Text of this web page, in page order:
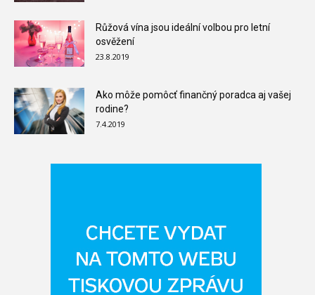
Růžová vína jsou ideální volbou pro letní
osvěžení
23.8.2019
Ako môže pomôcť finančný poradca aj vašej
rodine?
7.4.2019